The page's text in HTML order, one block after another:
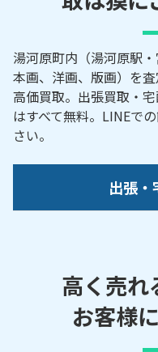
湯河原町内（湯河原駅
本画、洋画、版画）を
高価買取。出張買取・
はすべて無料。LINEで
さい。
出張・
浦吉浜／宮上／宮下
【対応路線】
JR東海道本線
高く売れ
お客様